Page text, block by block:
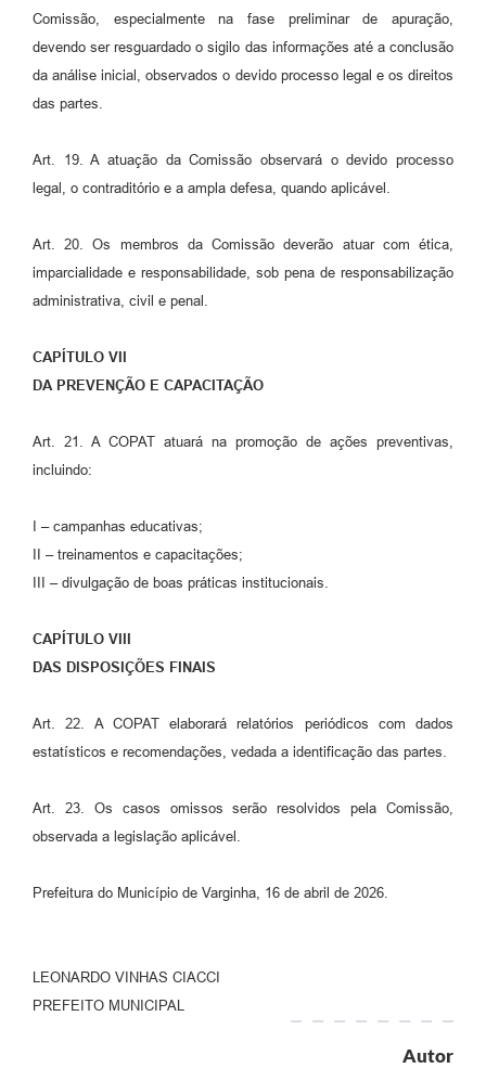
Comissão, especialmente na fase preliminar de apuração,
devendo ser resguardado o sigilo das informações até a conclusão
da análise inicial, observados o devido processo legal e os direitos
das partes.
Art. 19. A atuação da Comissão observará o devido processo
legal, o contraditório e a ampla defesa, quando aplicável.
Art. 20. Os membros da Comissão deverão atuar com ética,
imparcialidade e responsabilidade, sob pena de responsabilização
administrativa, civil e penal.
CAPÍTULO VII
DA PREVENÇÃO E CAPACITAÇÃO
Art. 21. A COPAT atuará na promoção de ações preventivas,
incluindo:
I – campanhas educativas;
II – treinamentos e capacitações;
III – divulgação de boas práticas institucionais.
CAPÍTULO VIII
DAS DISPOSIÇÕES FINAIS
Art. 22. A COPAT elaborará relatórios periódicos com dados
estatísticos e recomendações, vedada a identificação das partes.
Art. 23. Os casos omissos serão resolvidos pela Comissão,
observada a legislação aplicável.
Prefeitura do Município de Varginha, 16 de abril de 2026.
LEONARDO VINHAS CIACCI
PREFEITO MUNICIPAL
Autor